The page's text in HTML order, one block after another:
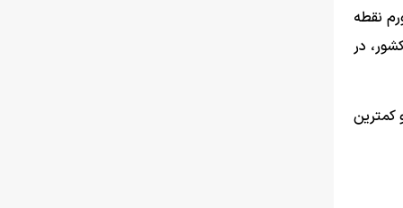
نقطه
در
و کم­ترین